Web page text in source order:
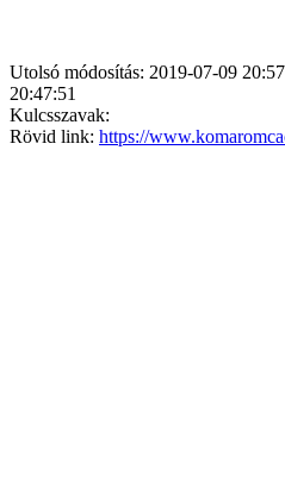
Utolsó módosítás: 2019-07-09
20:47:51
Kulcsszavak:
Rövid link: https://